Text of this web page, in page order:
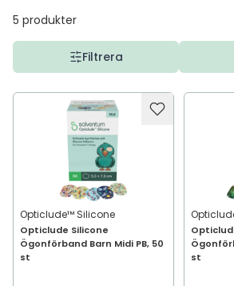
5 produkter
Filtrera
Opticlude™ Silicone
Opticlude Silicone
Ögonförband Barn Midi PB, 50
st
st